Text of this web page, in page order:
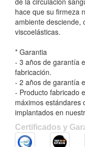
hace que su firmeza
ambiente desciende,
viscoelásticas.
* Garantia
- 3 años de garantía
fabricación.
- 2 años de garantía
- Producto fabricado
máximos estándares
implantados en
Certificados y